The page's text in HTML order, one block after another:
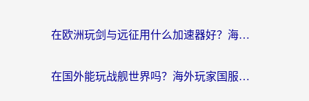
在欧洲玩剑与远征用什么加速器好？海外党亲测有效的国服游戏加速指南
在国外能玩战舰世界吗？海外玩家国服畅玩终极指南（附印尼天使之战赛事攻略）